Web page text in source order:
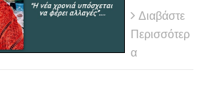
Διαβάστε
Περισσότερ
α